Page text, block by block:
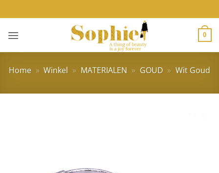
naar
inhoud
0
Home » Winkel » MATERIALEN » GOUD » Wit Goud